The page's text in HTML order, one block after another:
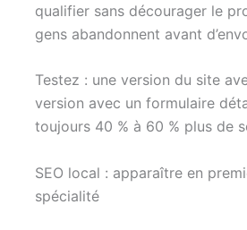
qualifier sans décourager le
gens abandonnent avant
Testez : une version du site
version avec un formulaire
toujours 40 % à 60 % plus de
SEO local : apparaître en
spécialité